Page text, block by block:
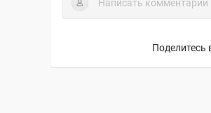
Поделитесь